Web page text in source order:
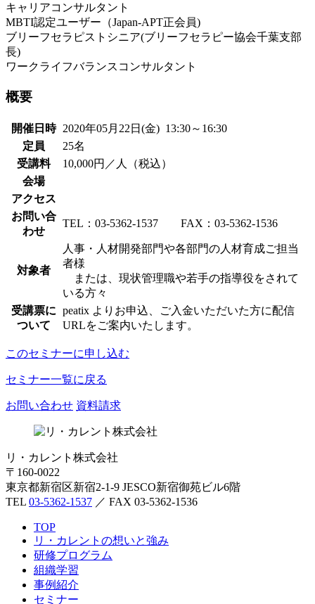
キャリアコンサルタント
MBTI認定ユーザー（Japan-APT正会員)
ブリーフセラピストシニア(ブリーフセラピー協会千葉支部
長)
ワークライフバランスコンサルタント
概要
開催日時 2020年05月22日(金) 13:30～16:30
定員
25名
受講料
10,000円／人（税込）
会場
アクセス
お問い合
わせ
TEL：03-5362-1537 FAX：03-5362-1536
対象者
人事・人材開発部門や各部門の人材育成ご担当
者様
または、現状管理職や若手の指導役をされて
いる方々
受講票に
ついて
peatix よりお申込、ご入金いただいた方に配信
URLをご案内いたします。
このセミナーに申し込む
セミナー一覧に戻る
お問い合わせ 資料請求
リ・カレント株式会社
〒160-0022
東京都新宿区新宿2-1-9 JESCO新宿御苑ビル6階
TEL 03-5362-1537 ／ FAX 03-5362-1536
TOP
リ・カレントの想いと強み
研修プログラム
組織学習
事例紹介
セミナー